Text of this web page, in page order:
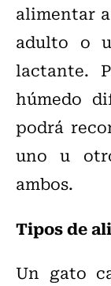
alimentar
adulto o
lactante.
húmedo
podrá
uno u
ambos.
Tipos de
Un gato